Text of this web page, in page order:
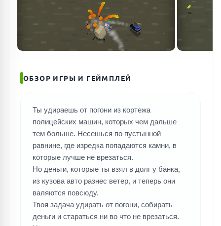
ОБЗОР ИГРЫ И ГЕЙМПЛЕЙ
Ты удираешь от погони из кортежа
полицейских машин, которых чем дальше
тем больше. Несешься по пустынной
равнине, где изредка попадаются камни, в
которые лучше не врезаться.
Но деньги, которые ты взял в долг у банка,
из кузова авто разнес ветер, и теперь они
валяются повсюду.
Твоя задача удирать от погони, собирать
деньги и стараться ни во что не врезаться.